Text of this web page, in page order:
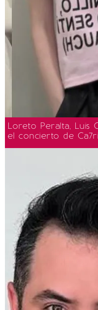
Loreto Peralta, Luis
el concierto de